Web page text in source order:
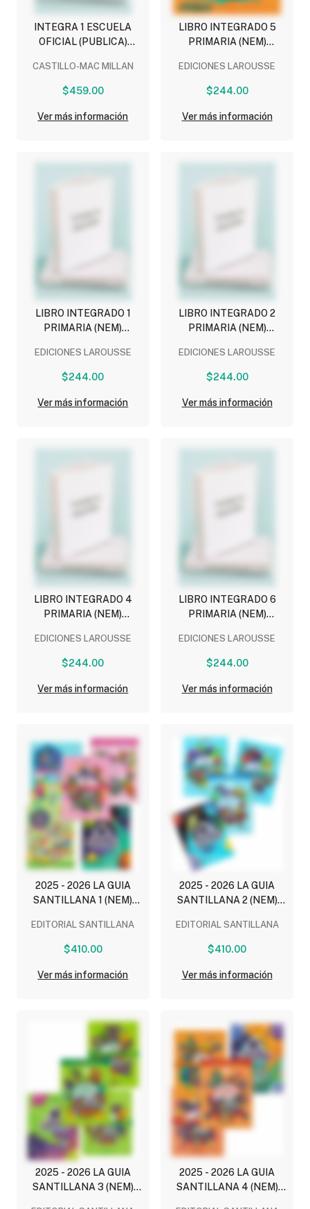
INTEGRA 1 ESCUELA
OFICIAL (PUBLICA)
MATEMATICOS, LEO Y
COMPARTO Y
PRACTICA)
CASTILLO-MAC MILLAN
$459.00
Ver más información
LIBRO INTEGRADO 5
PRIMARIA (NEM)
ESCOLARES)
EDICIONES LAROUSSE
$244.00
Ver más información
LIBRO INTEGRADO 1
PRIMARIA (NEM)
ESCOLARES)
EDICIONES LAROUSSE
$244.00
Ver más información
LIBRO INTEGRADO 2
PRIMARIA (NEM)
ESCOLARES)
EDICIONES LAROUSSE
$244.00
Ver más información
LIBRO INTEGRADO 4
PRIMARIA (NEM)
ESCOLARES)
EDICIONES LAROUSSE
$244.00
Ver más información
LIBRO INTEGRADO 6
PRIMARIA (NEM)
ESCOLARES)
EDICIONES LAROUSSE
$244.00
Ver más información
2025 - 2026 LA GUIA
SANTILLANA 1 (NEM)
(PUBLICA) (INCLUYE
ESCENARIOS, MULTIPLES
EXPLORADORES
LECTOESCRITURA Y
LECTURAS)
EDITORIAL SANTILLANA
$410.00
Ver más información
2025 - 2026 LA GUIA
SANTILLANA 2 (NEM)
(PUBLICA) (INCLUYE
ESCENARIOS, MULTIPLES
EXPLORADORES
EDITORIAL SANTILLANA
$410.00
Ver más información
2025 - 2026 LA GUIA
SANTILLANA 3 (NEM)
2025 - 2026 LA GUIA
SANTILLANA 4 (NEM)